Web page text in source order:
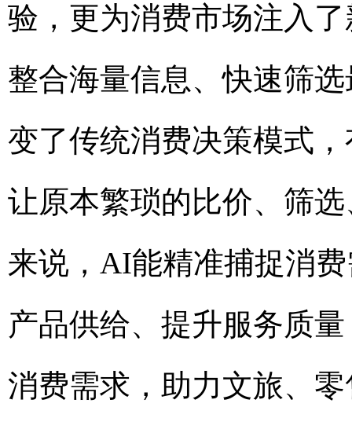
验，更为消费市场注入
整合海量信息、快速筛
变了传统消费决策模式
让原本繁琐的比价、筛
来说，AI能精准捕捉消
产品供给、提升服务质
消费需求，助力文旅、